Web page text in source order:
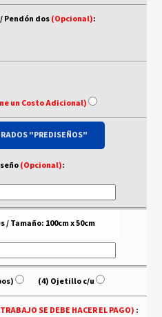
Pendón dos(Opcional):
un Costo Adicional)
"PREDISEÑOS"
(Opcional):
Tamaño: 100cm x 50cm
(4) Ojetillo c/u
SE DEBE HACER EL PAGO) :